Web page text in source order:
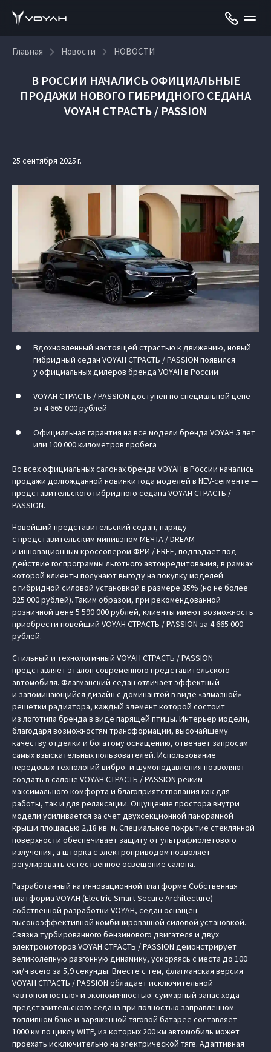
Главная Новости НОВОСТИ
В РОССИИ НАЧАЛИСЬ ОФИЦИАЛЬНЫЕ
ПРОДАЖИ НОВОГО ГИБРИДНОГО СЕДАНА
VOYAH СТРАСТЬ / PASSION
25 сентября 2025 г.
Вдохновленный настоящей страстью к движению, новый
гибридный седан VOYAH СТРАСТЬ / PASSION появился
у официальных дилеров бренда VOYAH в России
VOYAH СТРАСТЬ / PASSION доступен по специальной цене
от 4 665 000 рублей
Официальная гарантия на все модели бренда VOYAH 5 лет
или 100 000 километров пробега
Во всех официальных салонах бренда VOYAH в России начались
продажи долгожданной новинки года моделей в NEV-сегменте —
представительского гибридного седана VOYAH СТРАСТЬ /
PASSION.
Новейший представительский седан, наряду
с представительским минивэном МЕЧТА / DREAM
и инновационным кроссовером ФРИ / FREE, подпадает под
действие госпрограммы льготного автокредитования, в рамках
которой клиенты получают выгоду на покупку моделей
с гибридной силовой установкой в размере 35% (но не более
925 000 рублей). Таким образом, при рекомендованной
розничной цене 5 590 000 рублей, клиенты имеют возможность
приобрести новейший VOYAH СТРАСТЬ / PASSION за 4 665 000
рублей.
Стильный и технологичный VOYAH СТРАСТЬ / PASSION
представляет эталон современного представительского
автомобиля. Флагманский седан отличает эффектный
и запоминающийся дизайн с доминантой в виде «алмазной»
решетки радиатора, каждый элемент которой состоит
из логотипа бренда в виде парящей птицы. Интерьер модели,
благодаря возможностям трансформации, высочайшему
качеству отделки и богатому оснащению, отвечает запросам
самых взыскательных пользователей. Использование
передовых технологий вибро- и шумоподавления позволяют
создать в салоне VOYAH СТРАСТЬ / PASSION режим
максимального комфорта и благоприятствования как для
работы, так и для релаксации. Ощущение простора внутри
модели усиливается за счет двухсекционной панорамной
крыши площадью 2,18 кв. м. Специальное покрытие стеклянной
поверхности обеспечивает защиту от ультрафиолетового
излучения, а шторка с электроприводом позволяет
регулировать естественное освещение салона.
Разработанный на инновационной платформе Cобственная
платформа VOYAH (Electric Smart Secure Architecture)
собственной разработки VOYAH, седан оснащен
высокоэффективной комбинированной силовой установкой.
Связка турбированного бензинового двигателя и двух
электромоторов VOYAH СТРАСТЬ / PASSION демонстрирует
великолепную разгонную динамику, ускоряясь с места до 100
км/ч всего за 5,9 секунды. Вместе с тем, флагманская версия
VOYAH СТРАСТЬ / PASSION обладает исключительной
«автономностью» и экономичностью: суммарный запас хода
представительского седана при полностью заправленном
топливном баке и заряженной тяговой батарее составляет
1000 км по циклу WLTP, из которых 200 км автомобиль может
проехать исключительно на электрической тяге. Адаптивная